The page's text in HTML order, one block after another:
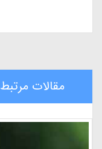
مقالات مرتبط